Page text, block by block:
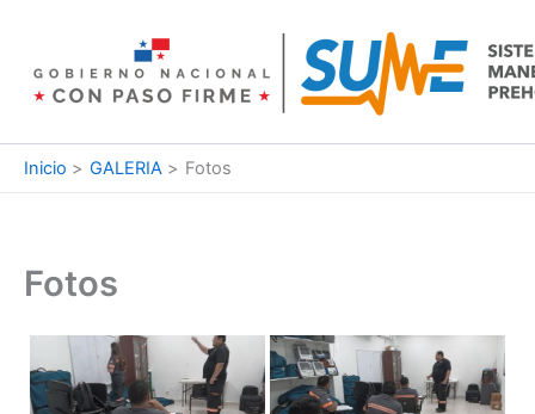
contenido
Inicio GALERIA Fotos
Fotos